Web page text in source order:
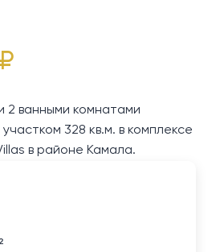
2 ванными комнатами
328 кв.м. в комплексе
в районе Камала.